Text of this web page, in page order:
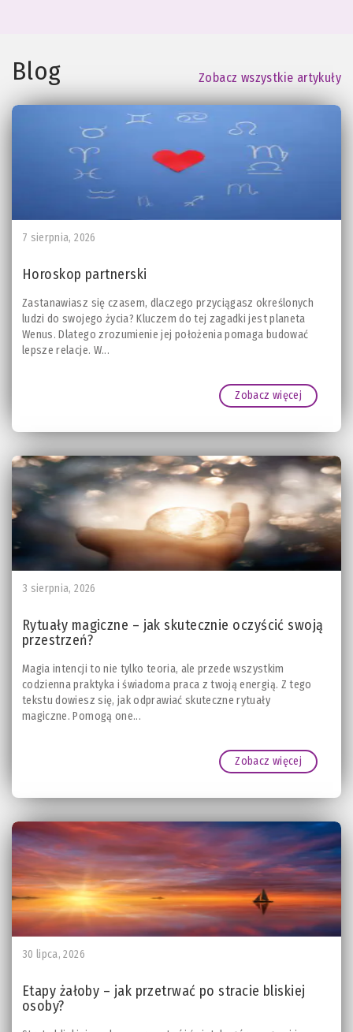
Blog Zobacz wszystkie artykuły
7 sierpnia, 2026
Horoskop partnerski
Zastanawiasz się czasem, dlaczego przyciągasz określonych
ludzi do swojego życia? Kluczem do tej zagadki jest planeta
Wenus. Dlatego zrozumienie jej położenia pomaga budować
lepsze relacje. W...
Zobacz więcej
3 sierpnia, 2026
Rytuały magiczne – jak skutecznie oczyścić swoją
przestrzeń?
Magia intencji to nie tylko teoria, ale przede wszystkim
codzienna praktyka i świadoma praca z twoją energią. Z tego
tekstu dowiesz się, jak odprawiać skuteczne rytuały
magiczne. Pomogą one...
Zobacz więcej
30 lipca, 2026
Etapy żałoby – jak przetrwać po stracie bliskiej
osoby?